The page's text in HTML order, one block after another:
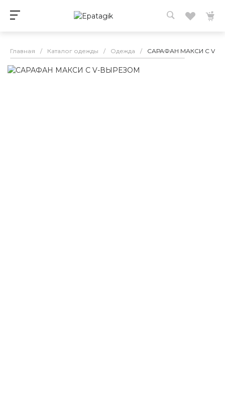
Главная / Каталог одежды / Одежда / САРАФАН МАКСИ С V-